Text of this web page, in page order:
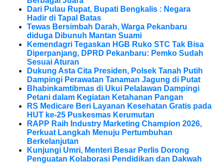
Dari Pulau Rupat, Bupati Bengkalis : Negara
Hadir di Tapal Batas
Tewas Bersimbah Darah, Warga Pekanbaru
diduga Dibunuh Mantan Suami
Kemendagri Tegaskan HGB Ruko STC Tak Bisa
Diperpanjang, DPRD Pekanbaru: Pemko Sudah
Sesuai Aturan
Dukung Asta Cita Presiden, Polsek Tanah Putih
Dampingi Perawatan Tanaman Jagung di Putat
Bhabinkamtibmas di Ukui Pelalawan Dampingi
Petani dalam Kegiatan Ketahanan Pangan
RS Medicare Beri Layanan Kesehatan Gratis pada
HUT ke-25 Puskesmas Kerumutan
RAPP Raih Industry Marketing Champion 2026,
Perkuat Langkah Menuju Pertumbuhan
Berkelanjutan
Kunjungi Umri, Menteri Besar Perlis Dorong
Penguatan Kolaborasi Pendidikan dan Dakwah